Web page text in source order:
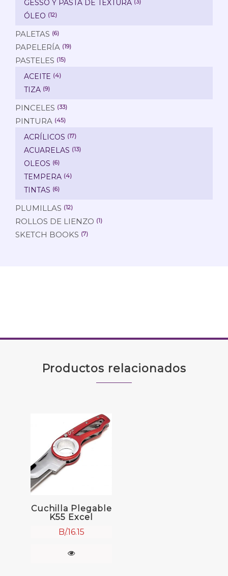
GESSO Y PASTA DE TEXTURA
ÓLEO (12)
PALETAS (6)
PAPELERÍA (19)
PASTELES (15)
ACEITE (4)
TIZA (9)
PINCELES (33)
PINTURA (45)
ACRÍLICOS (17)
ACUARELAS (13)
OLEOS (6)
TEMPERA (4)
TINTAS (6)
PLUMILLAS (12)
ROLLOS DE LIENZO (1)
SKETCH BOOKS (7)
Productos relacionados
Cuchilla Plegable
K55 Excel
B/.16.15